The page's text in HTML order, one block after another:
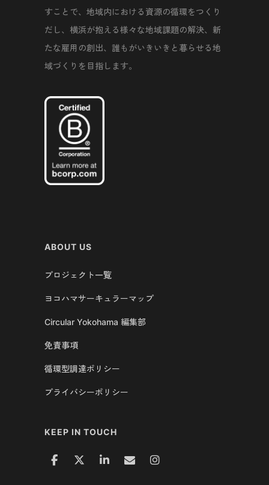
すことで、地域内における資源の循環をつくり
だし、横浜が抱える様々な地域課題の解決、新
たな雇用の創出、誰もがいきいきと暮らせる地
域づくりを目指します。
ABOUT US
プロジェクト一覧
ヨコハマサーキュラーマップ
Circular Yokohama 編集部
免責事項
循環型調達ポリシー
プライバシーポリシー
KEEP IN TOUCH